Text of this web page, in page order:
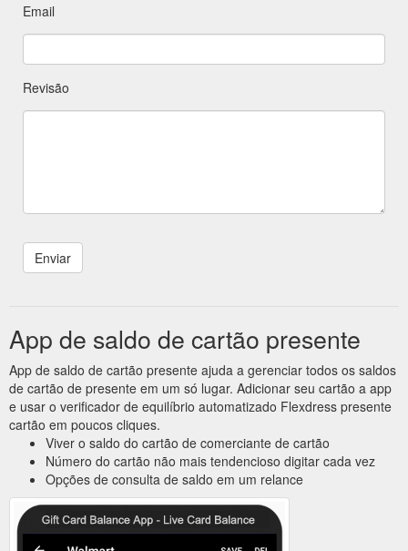
Email
Revisão
App de saldo de cartão presente
App de saldo de cartão presente ajuda a gerenciar todos os saldos
de cartão de presente em um só lugar. Adicionar seu cartão a app
e usar o verificador de equilíbrio automatizado Flexdress presente
cartão em poucos cliques.
Viver o saldo do cartão de comerciante de cartão
Número do cartão não mais tendencioso digitar cada vez
Opções de consulta de saldo em um relance